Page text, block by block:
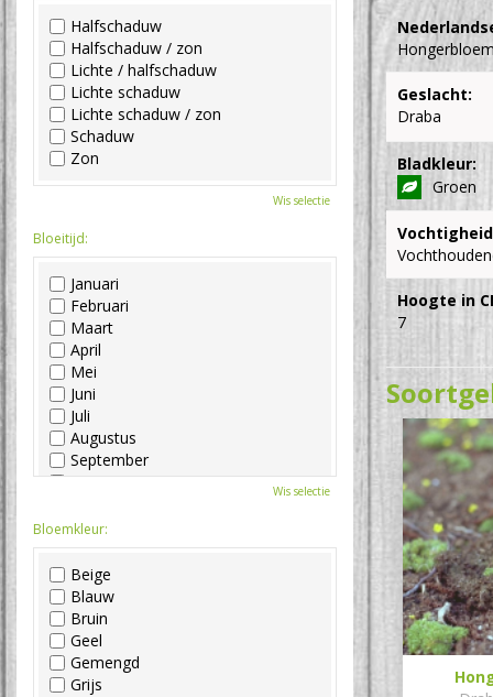
Geslacht:
Draba
Bladkleur:
Groen
Hoogte in
7
Halfschaduw
Halfschaduw / zon
Lichte / halfschaduw
Lichte schaduw
Lichte schaduw / zon
Schaduw
Zon
Wis selectie
Bloeitijd:
Januari
Februari
Maart
April
Mei
Juni
Juli
Augustus
September
Oktober
December
Wis selectie
Bloemkleur:
Beige
Blauw
Bruin
Geel
Gemengd
Grijs